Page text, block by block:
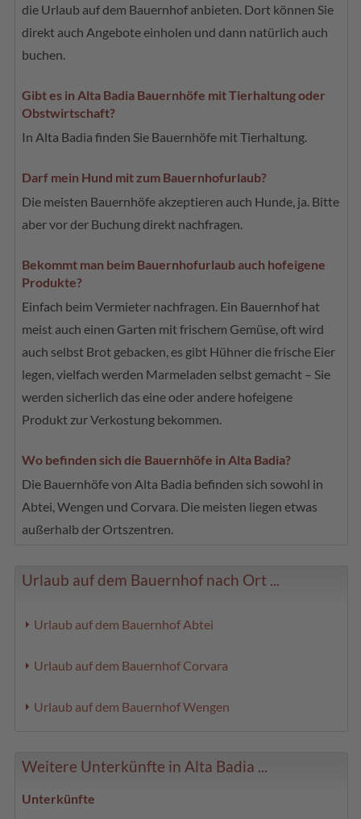
die Urlaub auf dem Bauernhof anbieten. Dort können Sie
direkt auch Angebote einholen und dann natürlich auch
buchen.
Gibt es in Alta Badia Bauernhöfe mit Tierhaltung oder
Obstwirtschaft?
In Alta Badia finden Sie Bauernhöfe mit Tierhaltung.
Darf mein Hund mit zum Bauernhofurlaub?
Die meisten Bauernhöfe akzeptieren auch Hunde, ja. Bitte
aber vor der Buchung direkt nachfragen.
Bekommt man beim Bauernhofurlaub auch hofeigene
Produkte?
Einfach beim Vermieter nachfragen. Ein Bauernhof hat
meist auch einen Garten mit frischem Gemüse, oft wird
auch selbst Brot gebacken, es gibt Hühner die frische Eier
legen, vielfach werden Marmeladen selbst gemacht – Sie
werden sicherlich das eine oder andere hofeigene
Produkt zur Verkostung bekommen.
Wo befinden sich die Bauernhöfe in Alta Badia?
Die Bauernhöfe von Alta Badia befinden sich sowohl in
Abtei, Wengen und Corvara. Die meisten liegen etwas
außerhalb der Ortszentren.
Urlaub auf dem Bauernhof nach Ort ...
Urlaub auf dem Bauernhof Abtei
Urlaub auf dem Bauernhof Corvara
Urlaub auf dem Bauernhof Wengen
Weitere Unterkünfte in Alta Badia ...
Unterkünfte